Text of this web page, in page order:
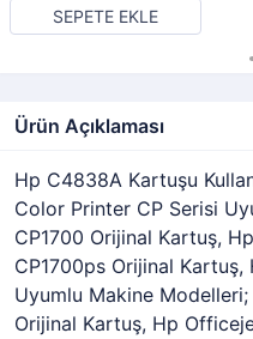
SEPETE EKLE
Ürün Açıklaması
Hp C4838A Kartuşu
Color Printer CP Serisi
CP1700 Orijinal Kartuş,
CP1700ps Orijinal
Uyumlu Makine
Orijinal Kartuş, Hp